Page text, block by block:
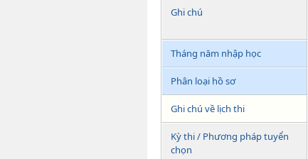
Ghi chú
Tháng năm nhập học
Phân loại hồ sơ
Ghi chú về lịch thi
Kỳ thi / Phương pháp tuyển
chọn